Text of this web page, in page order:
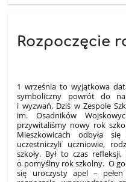
Rozpoczęcie
1 września to wyjątkowa
symboliczny powrót do
i wyzwań. Dziś w Zespole
im. Osadników
przywitaliśmy nowy rok
Mieszkowicach odbyła
uczestniczyli uczniowie,
szkoły. Był to czas
o pomyślny rok szkolny. O
się uroczysty apel –